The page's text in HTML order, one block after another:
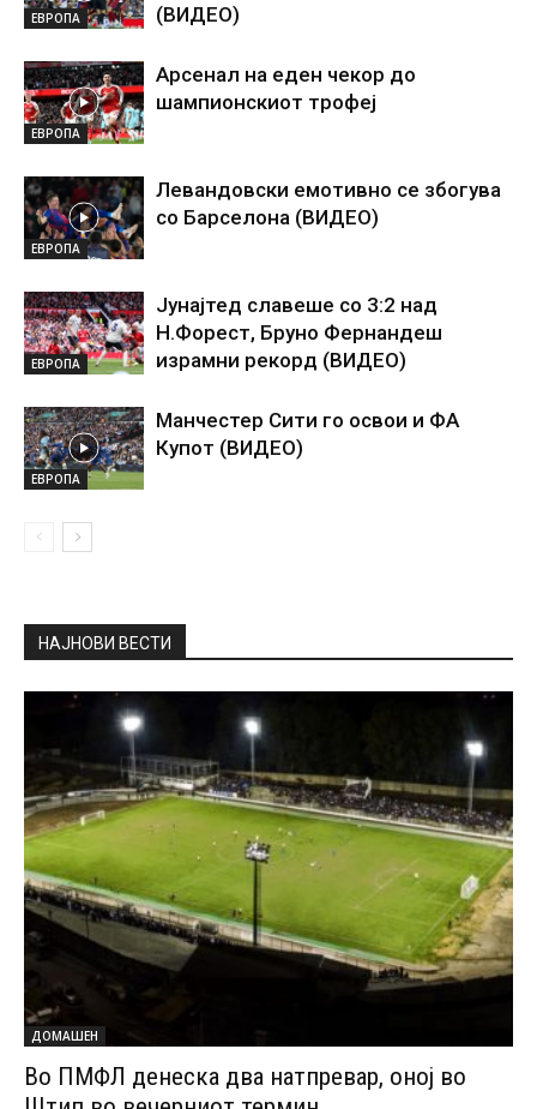
ЕВРОПА
(ВИДЕО)
ЕВРОПА
Арсенал на еден чекор до
шампионскиот трофеј
ЕВРОПА
Левандовски емотивно се збогува
со Барселона (ВИДЕО)
ЕВРОПА
Јунајтед славеше со 3:2 над
Н.Форест, Бруно Фернандеш
израмни рекорд (ВИДЕО)
ЕВРОПА
Манчестер Сити го освои и ФА
Купот (ВИДЕО)
НАЈНОВИ ВЕСТИ
ДОМАШЕН
Во ПМФЛ денеска два натпревар, оној во